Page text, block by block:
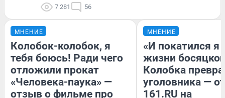
7 281 56
МНЕНИЕ
Колобок-колобок, я
тебя боюсь! Ради чего
отложили прокат
«Человека-паука» —
отзыв о фильме про
МНЕНИЕ
«И покатился я
жизни
Колобка
уголовника —
161.RU на